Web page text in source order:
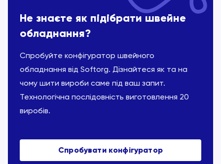
Не знаєте як підібрати швейне
обладнання?
Спробуйте конфігуратор швейного
обладнання від Softorg. Дізнайтеся як та на
чому шити вироби саме під ваш запит.
Технологічна послідовність виготовлення 20
виробів.
Спробувати конфігуратор